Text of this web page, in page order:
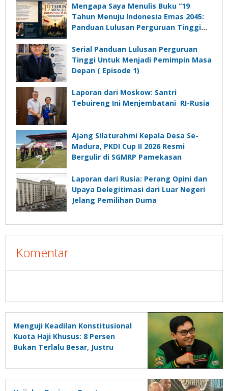
Komunikasi Kades untuk Memajukan
Desa
Mengapa Saya Menulis Buku “19
Tahun Menuju Indonesia Emas 2045:
Panduan Lulusan Perguruan Tinggi
Depan”?
Serial Panduan Lulusan Perguruan
Tinggi Untuk Menjadi Pemimpin Masa
Depan ( Episode 1)
Laporan dari Moskow: Santri
Tebuireng Ini Menjembatani RI-Rusia
Ajang Silaturahmi Kepala Desa Se-
Madura, PKDI Cup II 2026 Resmi
Bergulir di SGMRP Pamekasan
Laporan dari Rusia: Perang Opini dan
Upaya Delegitimasi dari Luar Negeri
Jelang Pemilihan Duma
Komentar
Menguji Keadilan Konstitusional
Kuota Haji Khusus: 8 Persen
Bukan Terlalu Besar, Justru